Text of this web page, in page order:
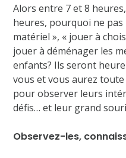
Alors entre 7 et 8
heures, pourquoi ne
matériel », « jouer à
jouer à déménager les
enfants? Ils seront
vous et vous aurez
pour observer leurs
défis… et leur grand
Observez-les,